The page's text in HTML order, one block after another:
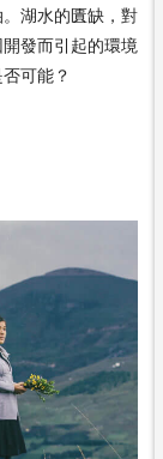
湖水的匱缺，對
發而引起的環境
可能？